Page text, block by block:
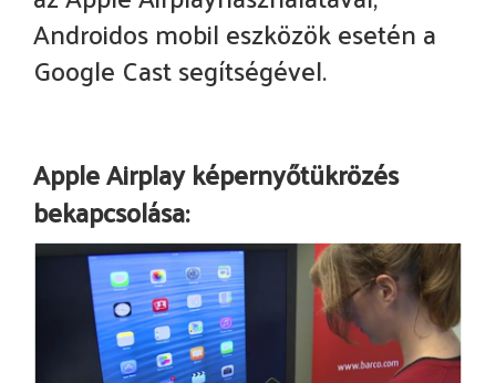
Androidos mobil eszközök esetén a
Google Cast segítségével.
Apple Airplay képernyőtükrözés
bekapcsolása: